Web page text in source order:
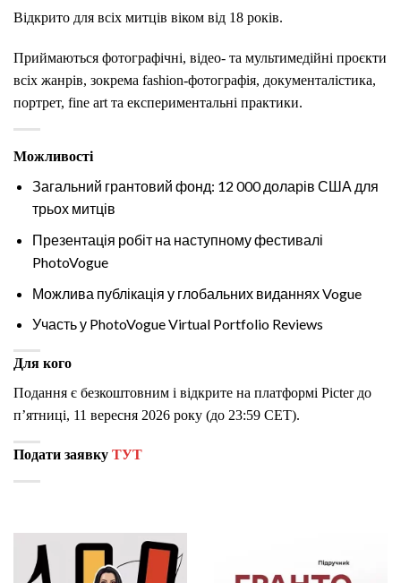
Відкрито для всіх митців віком від 18 років.
Приймаються фотографічні, відео- та мультимедійні проєкти
всіх жанрів, зокрема fashion-фотографія, документалістика,
портрет, fine art та експериментальні практики.
Можливості
Загальний грантовий фонд: 12 000 доларів США для
трьох митців
Презентація робіт на наступному фестивалі
PhotoVogue
Можлива публікація у глобальних виданнях Vogue
Участь у PhotoVogue Virtual Portfolio Reviews
Для кого
Подання є безкоштовним і відкрите на платформі Picter до
п’ятниці, 11 вересня 2026 року (до 23:59 CET).
Подати заявку ТУТ